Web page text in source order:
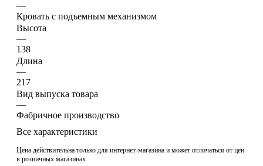
—
Кровать с подъемным механизмом
Высота
—
138
Длина
—
217
Вид выпуска товара
—
Фабричное производство
Все характеристики
Цена действительна только для интернет-магазина и может отличаться от цен
в розничных магазинах